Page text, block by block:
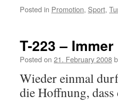
Posted in Promotion, Sport,
T-223 –
Posted on 21. February 2008
Wieder einmal
die Hoffnung,